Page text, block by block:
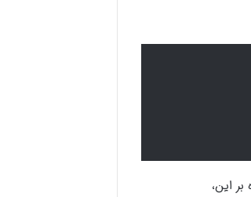
این،